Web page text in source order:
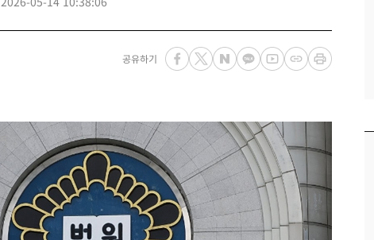
공유하기